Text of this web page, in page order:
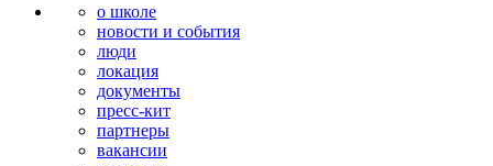
о школе
новости и события
люди
локация
документы
пресс-кит
партнеры
вакансии